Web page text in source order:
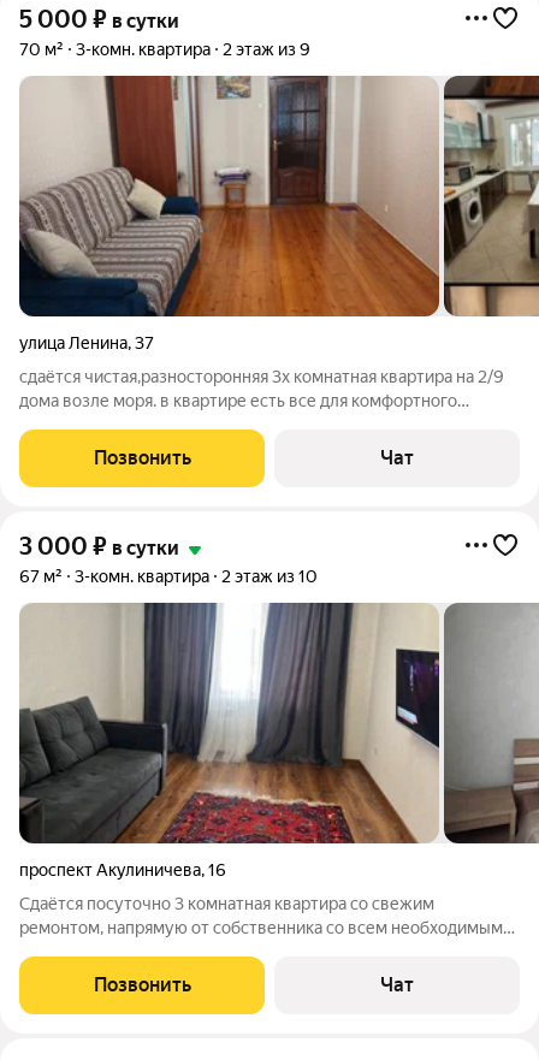
5 000 ₽ в сутки
70 м² 3-комн. квартира 2 этаж из 9
улица Ленина,37
сдаётся чистая,разносторонняя 3х комнатная квартира на 2/9
дома возле моря. в квартире есть все для комфортного
Позвонить Чат
3 000 ₽ в сутки
67 м² 3-комн. квартира 2 этаж из 10
проспект Акулиничева,16
Сдаётся посуточно 3 комнатная квартира со свежим
ремонтом, напрямую от собственника со всем необходимым
уютная квартира в 6 мин от моря. Ценна: Май -3000 Июнь
-4500-5000 Июль-август-6000 Сентябрь
Позвонить Чат